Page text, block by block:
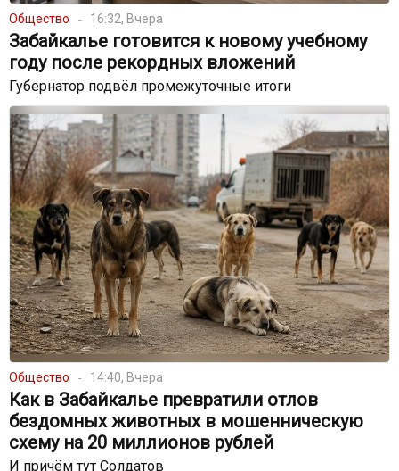
Общество 16:32, Вчера
Забайкалье готовится к новому учебному
году после рекордных вложений
Губернатор подвёл промежуточные итоги
Общество 14:40, Вчера
Как в Забайкалье превратили отлов
бездомных животных в мошенническую
схему на 20 миллионов рублей
И причём тут Солдатов